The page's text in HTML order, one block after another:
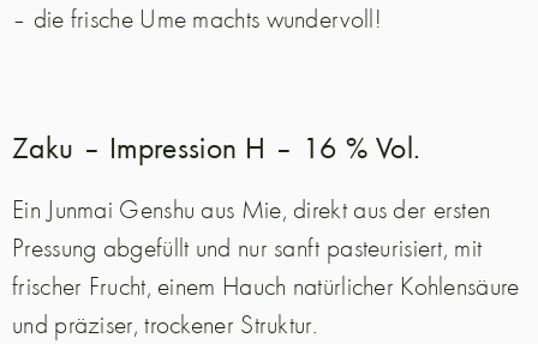
– die frische Ume machts wundervoll!
Zaku – Impression H – 16 % Vol.
Ein Junmai Genshu aus Mie, direkt aus der ersten
Pressung abgefüllt und nur sanft pasteurisiert, mit
frischer Frucht, einem Hauch natürlicher Kohlensäure
und präziser, trockener Struktur.